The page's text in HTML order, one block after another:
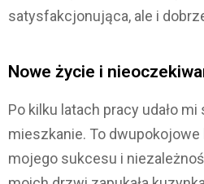
satysfakcjonująca, ale i
Nowe życie i
Po kilku latach pracy udało mi
mieszkanie. To dwupokojowe
mojego sukcesu i